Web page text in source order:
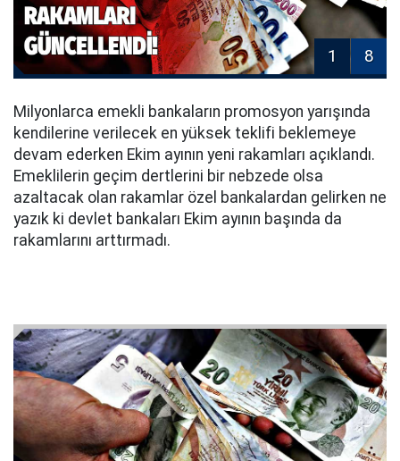
1 8
Milyonlarca emekli bankaların promosyon yarışında
kendilerine verilecek en yüksek teklifi beklemeye
devam ederken Ekim ayının yeni rakamları açıklandı.
Emeklilerin geçim dertlerini bir nebzede olsa
azaltacak olan rakamlar özel bankalardan gelirken ne
yazık ki devlet bankaları Ekim ayının başında da
rakamlarını arttırmadı.